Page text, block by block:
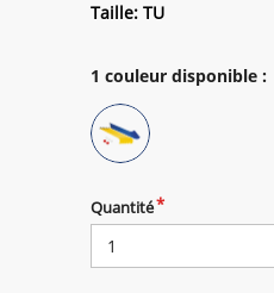
Taille: TU
1 couleur disponible:
Quantité